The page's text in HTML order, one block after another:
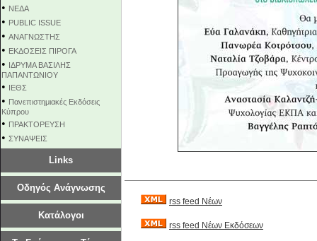
• NEΔΑ
• PUBLIC ISSUE
• ΑΝΑΓΝΩΣΤΗΣ
• ΕΚΔΟΣΕΙΣ ΠΙΡΟΓΑ
• ΙΔΡΥΜΑ ΒΑΣΙΛΗΣ
ΠΑΠΑΝΤΩΝΙΟΥ
• ΙΕΘΣ
• Πανεπιστημιακές Εκδόσεις
Κύπρου
• ΠΡΑΚΤΟΡΕΥΣΗ
• ΣΥΝΑΨΕΙΣ
Links
Οδηγός Ανάγνωσης
Κατάλογοι
rss feed Νέων
rss feed Νέων Εκδόσεων